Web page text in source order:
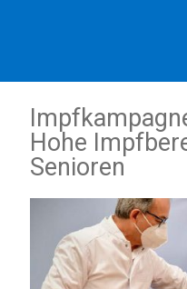
Hohe
Senioren